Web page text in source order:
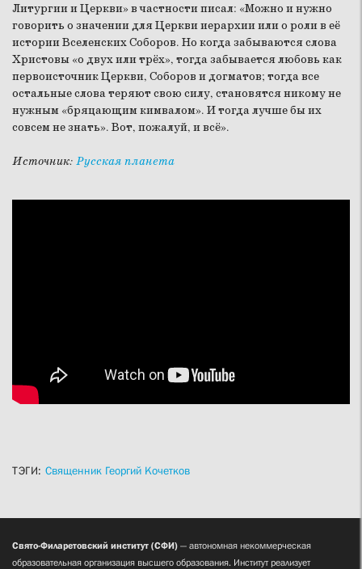
Литургии и Церкви» в частности писал: «Можно и нужно
говорить о значении для Церкви иерархии или о роли в её
истории Вселенских Соборов. Но когда забываются слова
Христовы «о двух или трёх», тогда забывается любовь как
первоисточник Церкви, Соборов и догматов; тогда все
остальные слова теряют свою силу, становятся никому не
нужным «бряцающим кимвалом». И тогда лучше бы их
совсем не знать». Вот, пожалуй, и всё».
Источник: Русская планета
ТЭГИ: Священник Георгий Кочетков
Свято-Филаретовский институт (СФИ) — автономная некоммерческая
образовательная организация высшего образования. Институт реализует